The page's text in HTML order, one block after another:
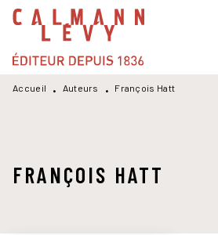
MENU RECHERCHE
PIED DE PAGE
Accueil • Auteurs • François Hatt
FRANÇOIS HATT